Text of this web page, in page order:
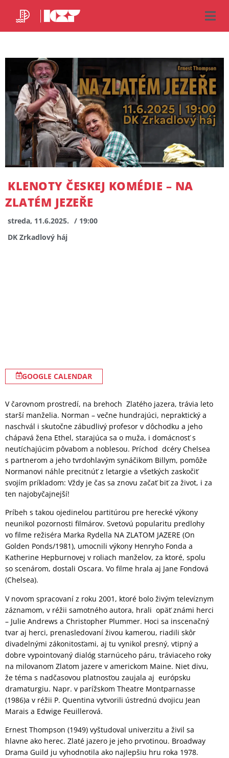
KLENOTY ČESKEJ KOMÉDIE – NA
ZLATÉM JEZEŘE
streda, 11.6.2025. / 19:00
DK Zrkadlový háj
GOOGLE CALENDAR
V čarovnom prostredí, na brehoch Zlatého jazera, trávia leto
starší manželia. Norman – večne hundrajúci, nepraktický a
naschvál i skutočne zábudlivý profesor v dôchodku a jeho
chápavá žena Ethel, starajúca sa o muža, i domácnosť s
neutíchajúcim pôvabom a noblesou. Príchod dcéry Chelsea
s partnerom a jeho tvrdohlavým synáčikom Billym, pomôže
Normanovi náhle precitnúť z letargie a všetkých zaskočiť
svojím príkladom: Vždy je čas sa znovu začať biť za život, i za
ten najobyčajnejší!
Príbeh s takou ojedinelou partitúrou pre herecké výkony
neunikol pozornosti filmárov. Svetovú popularitu predlohy
vo filme režiséra Marka Rydella NA ZLATOM JAZERE (On
Golden Ponds/1981), umocnili výkony Henryho Fonda a
Katherine Hepburnovej v roliach manželov, za ktoré, spolu
so scenárom, dostali Oscara. Vo filme hrala aj Jane Fondová
(Chelsea).
V novom spracovaní z roku 2001, ktoré bolo živým televíznym
záznamom, v réžii samotného autora, hrali opäť známi herci
– Julie Andrews a Christopher Plummer. Hoci sa inscenačný
tvar aj herci, prenasledovaní živou kamerou, riadili skôr
divadelnými zákonitosťami, aj tu vynikol presný, vtipný a
dobre vypointovaný dialóg starnúceho páru, tráviaceho roky
na milovanom Zlatom jazere v americkom Maine. Niet divu,
že téma s nadčasovou platnosťou zaujala aj európsku
dramaturgiu. Napr. v parížskom Theatre Montparnasse
(1986)a v réžii P. Quentina vytvorili ústrednú dvojicu Jean
Marais a Edwige Feuillerová.
Ernest Thompson (1949) vyštudoval univerzitu a živil sa
hlavne ako herec. Zlaté jazero je jeho prvotinou. Broadway
Drama Guild ju vyhodnotila ako najlepšiu hru roka 1978.